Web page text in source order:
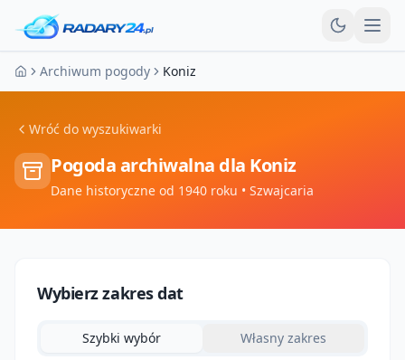
Strona główna
Archiwum pogody Koniz
Wróć do wyszukiwarki
Pogoda archiwalna dla Koniz
Dane historyczne od 1940 roku • Szwajcaria
Wybierz zakres dat
Szybki wybór Własny zakres